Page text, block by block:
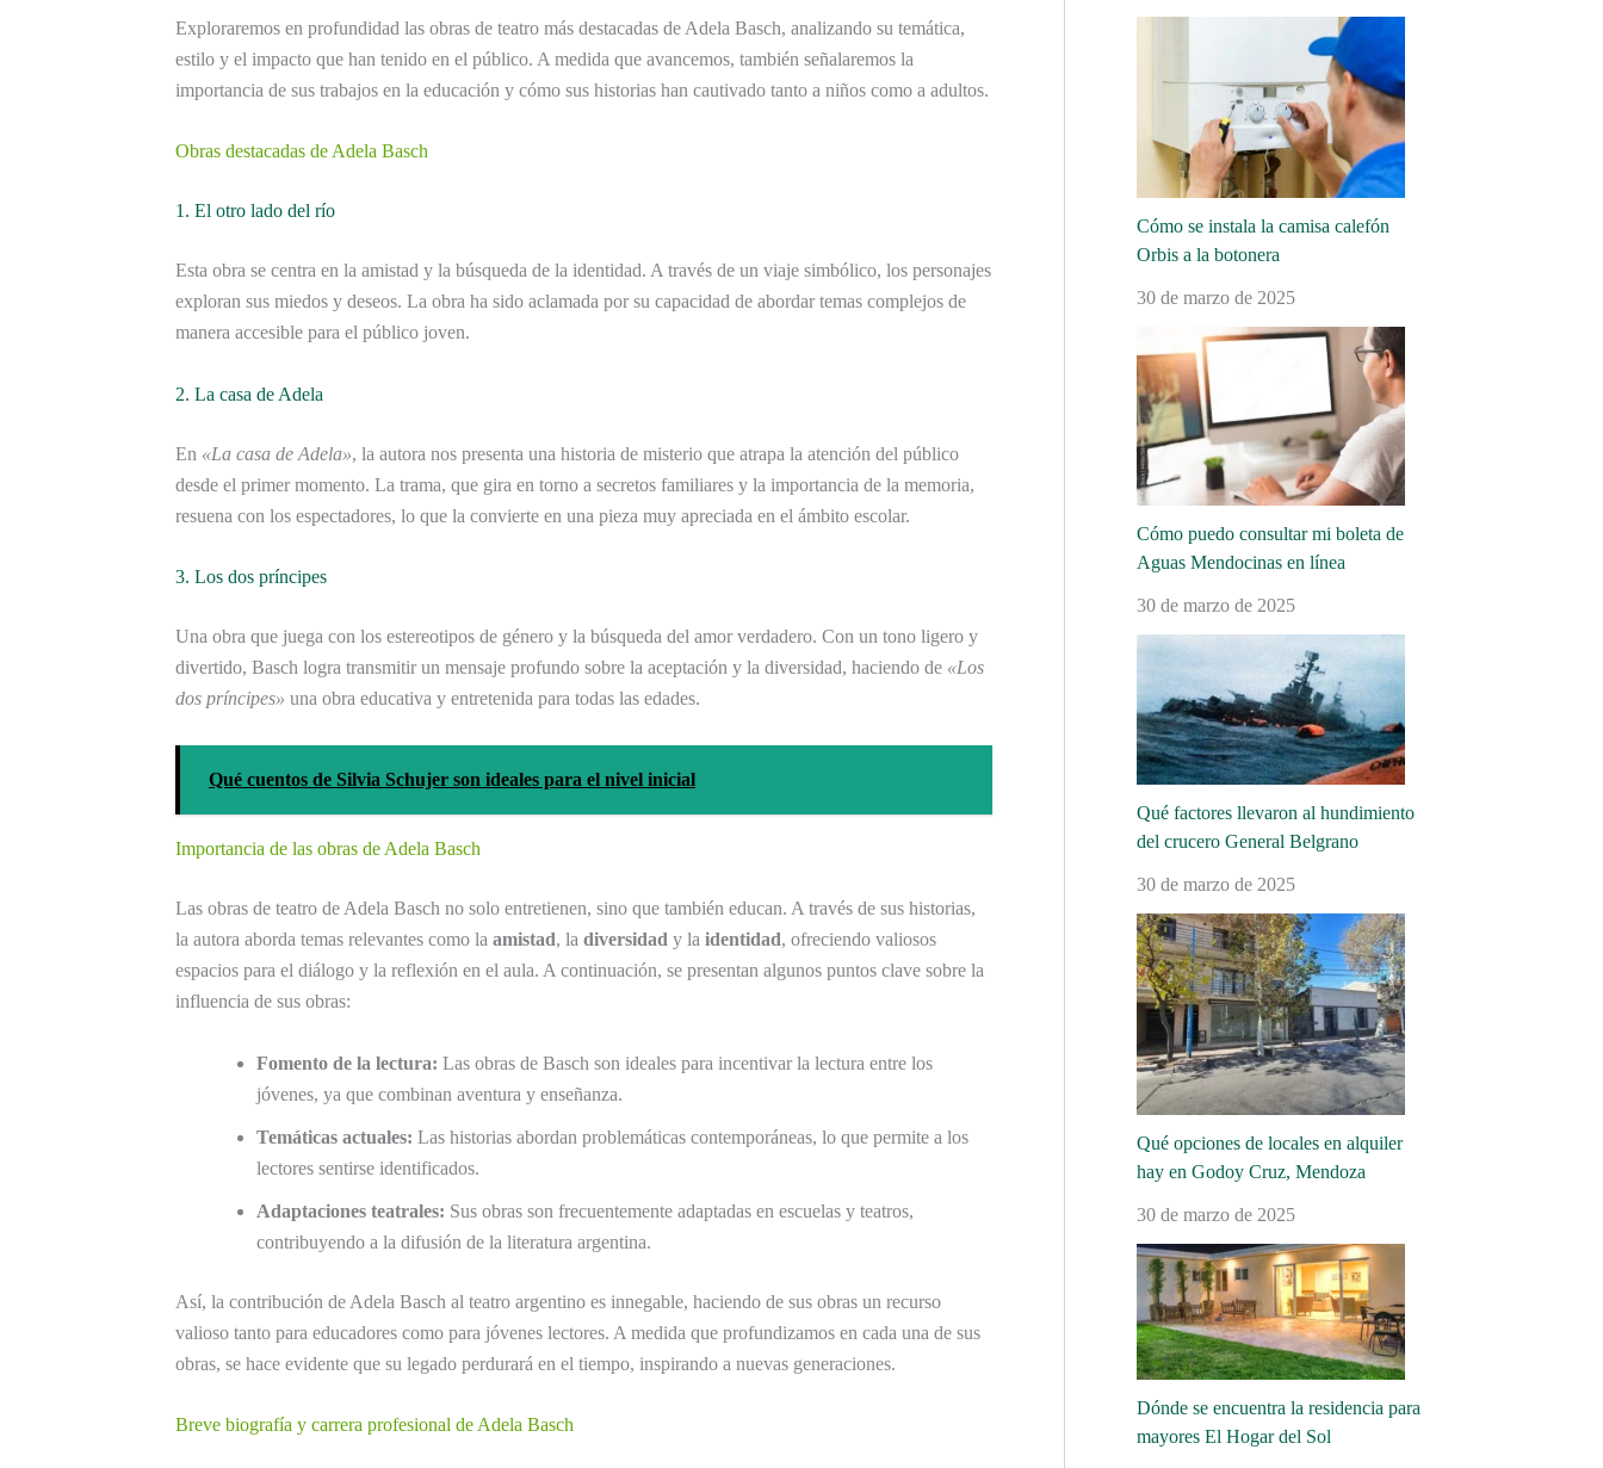
Exploraremos en profundidad las obras de teatro más destacadas de Adela Basch, analizando su temática,
estilo y el impacto que han tenido en el público. A medida que avancemos, también señalaremos la
importancia de sus trabajos en la educación y cómo sus historias han cautivado tanto a niños como a adultos.
Obras destacadas de Adela Basch
1. El otro lado del río
Esta obra se centra en la amistad y la búsqueda de la identidad. A través de un viaje simbólico, los personajes
exploran sus miedos y deseos. La obra ha sido aclamada por su capacidad de abordar temas complejos de
manera accesible para el público joven.
2. La casa de Adela
En «La casa de Adela», la autora nos presenta una historia de misterio que atrapa la atención del público
desde el primer momento. La trama, que gira en torno a secretos familiares y la importancia de la memoria,
resuena con los espectadores, lo que la convierte en una pieza muy apreciada en el ámbito escolar.
3. Los dos príncipes
Una obra que juega con los estereotipos de género y la búsqueda del amor verdadero. Con un tono ligero y
divertido, Basch logra transmitir un mensaje profundo sobre la aceptación y la diversidad, haciendo de «Los
dos príncipes» una obra educativa y entretenida para todas las edades.
Qué cuentos de Silvia Schujer son ideales para el nivel inicial
Importancia de las obras de Adela Basch
Las obras de teatro de Adela Basch no solo entretienen, sino que también educan. A través de sus historias,
la autora aborda temas relevantes como la amistad, la diversidad y la identidad, ofreciendo valiosos
espacios para el diálogo y la reflexión en el aula. A continuación, se presentan algunos puntos clave sobre la
influencia de sus obras:
Fomento de la lectura: Las obras de Basch son ideales para incentivar la lectura entre los
jóvenes, ya que combinan aventura y enseñanza.
Temáticas actuales: Las historias abordan problemáticas contemporáneas, lo que permite a los
lectores sentirse identificados.
Adaptaciones teatrales: Sus obras son frecuentemente adaptadas en escuelas y teatros,
contribuyendo a la difusión de la literatura argentina.
Así, la contribución de Adela Basch al teatro argentino es innegable, haciendo de sus obras un recurso
valioso tanto para educadores como para jóvenes lectores. A medida que profundizamos en cada una de sus
obras, se hace evidente que su legado perdurará en el tiempo, inspirando a nuevas generaciones.
Breve biografía y carrera profesional de Adela Basch
Cómo se instala la camisa calefón
Orbis a la botonera
30 de marzo de 2025
Cómo puedo consultar mi boleta de
Aguas Mendocinas en línea
30 de marzo de 2025
Qué factores llevaron al hundimiento
del crucero General Belgrano
30 de marzo de 2025
Qué opciones de locales en alquiler
hay en Godoy Cruz, Mendoza
30 de marzo de 2025
Dónde se encuentra la residencia para
mayores El Hogar del Sol